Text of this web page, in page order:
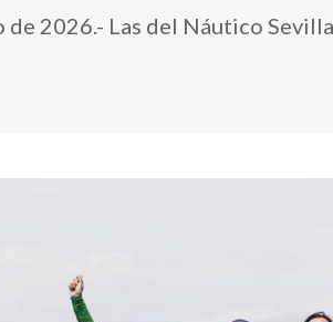
de 2026.- Las del Náutico